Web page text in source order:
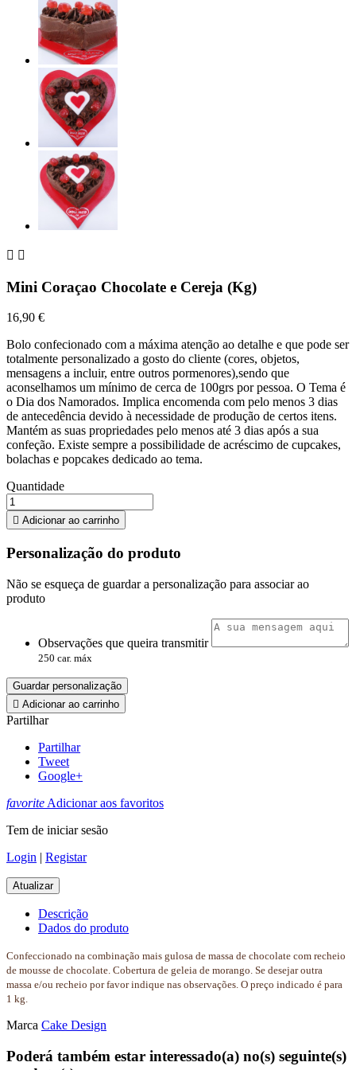
 
Mini Coraçao Chocolate e Cereja (Kg)
16,90 €
Bolo confecionado com a máxima atenção ao detalhe e que pode ser
totalmente personalizado a gosto do cliente (cores, objetos,
mensagens a incluir, entre outros pormenores),sendo que
aconselhamos um mínimo de cerca de 100grs por pessoa. O Tema é
o Dia dos Namorados. Implica encomenda com pelo menos 3 dias
de antecedência devido à necessidade de produção de certos itens.
Mantém as suas propriedades pelo menos até 3 dias após a sua
confeção. Existe sempre a possibilidade de acréscimo de cupcakes,
bolachas e popcakes dedicado ao tema.
Quantidade
 Adicionar ao carrinho
Personalização do produto
Não se esqueça de guardar a personalização para associar ao
produto
Observações que queira transmitir
250 car. máx
Guardar personalização
 Adicionar ao carrinho
Partilhar
Partilhar
Tweet
Google+
favorite Adicionar aos favoritos
Tem de iniciar sesão
Login | Registar
Descrição
Dados do produto
Confeccionado na combinação mais gulosa de massa de chocolate com recheio
de mousse de chocolate. Cobertura de geleia de morango. Se desejar outra
massa e/ou recheio por favor indique nas observações. O preço indicado é para
1 kg.
Marca Cake Design
Poderá também estar interessado(a) no(s) seguinte(s)